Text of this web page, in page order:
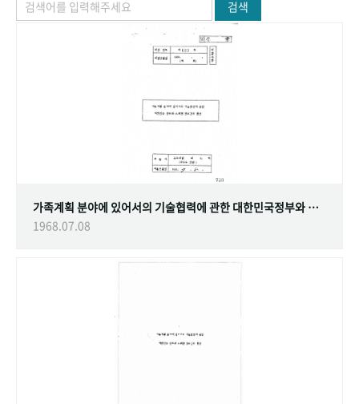
검색
가족계획 분야에 있어서의 기술협력에 관한 대한민국정부와 스웨덴 정부간의 협정
1968.07.08